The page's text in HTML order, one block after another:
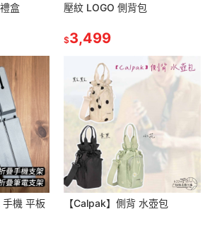
盒
壓紋 LOGO 側背包
$3,499
手機 平板
【Calpak】側背 水壺包